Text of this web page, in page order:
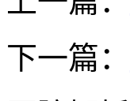
下一篇：